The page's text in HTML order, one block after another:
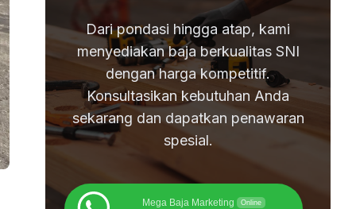
Dari pondasi hingga atap, kami
menyediakan baja berkualitas SNI
dengan harga kompetitif.
Konsultasikan kebutuhan Anda
sekarang dan dapatkan penawaran
spesial.
Mega Baja Marketing Online